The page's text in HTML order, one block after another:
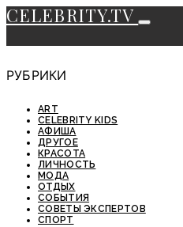
CELEBRITY.TV
РУБРИКИ
ART
CELEBRITY KIDS
АФИША
ДРУГОЕ
КРАСОТА
ЛИЧНОСТЬ
МОДА
ОТДЫХ
СОБЫТИЯ
СОВЕТЫ ЭКСПЕРТОВ
СПОРТ